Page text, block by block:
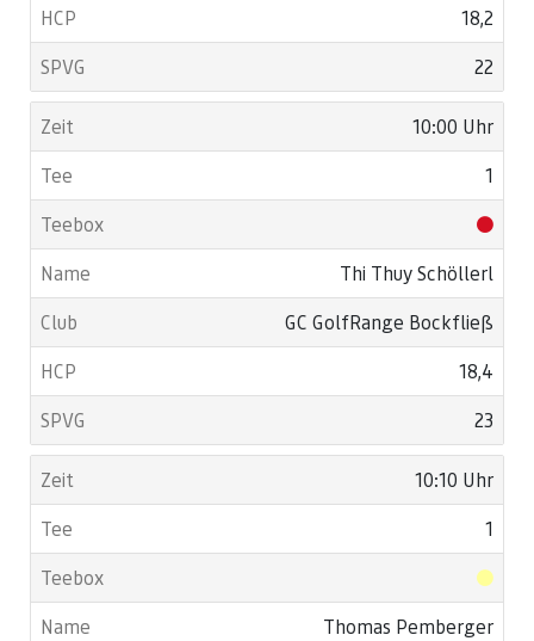
18,2
22
10:00 Uhr
1
Thi Thuy Schöllerl
GC GolfRange Bockfließ
18,4
23
10:10 Uhr
1
Thomas Pemberger